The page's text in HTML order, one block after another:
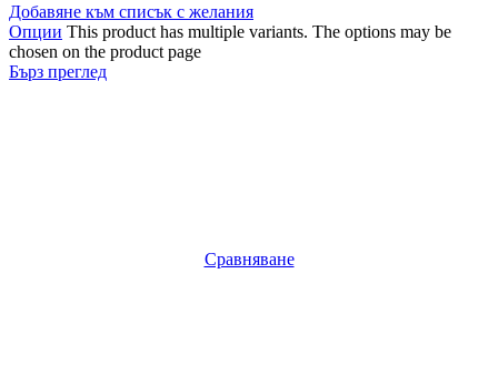
Добавяне към списък с желания
Опции This product has multiple variants. The options may be
chosen on the product page
Бърз преглед
Сравняване